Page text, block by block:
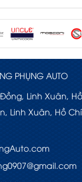
PHỤNG AUTO
Linh Xuân,
Linh Xuân, Hồ